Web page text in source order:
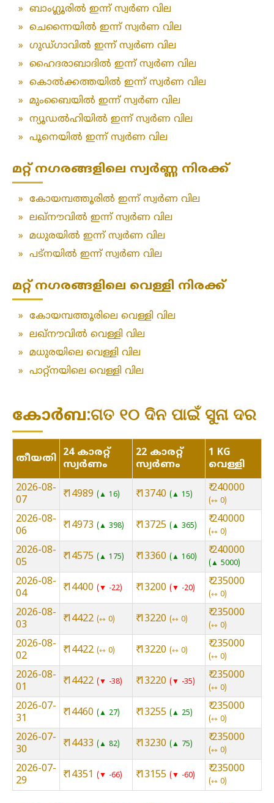
» ബാംഗ്ലൂരിൽ ഇന്ന് സ്വർണ വില
» ചെന്നൈയിൽ ഇന്ന് സ്വർണ വില
» ഗുഡ്ഗാവിൽ ഇന്ന് സ്വർണ വില
» ഹൈദരാബാദിൽ ഇന്ന് സ്വർണ വില
» കൊൽക്കത്തയിൽ ഇന്ന് സ്വർണ വില
» മുംബൈയിൽ ഇന്ന് സ്വർണ വില
» ന്യൂഡൽഹിയിൽ ഇന്ന് സ്വർണ വില
» പൂനെയിൽ ഇന്ന് സ്വർണ വില
മറ്റ് നഗരങ്ങളിലെ സ്വർണ്ണ നിരക്ക്
» കോയമ്പത്തൂരിൽ ഇന്ന് സ്വർണ വില
» ലഖ്‌നൗവിൽ ഇന്ന് സ്വർണ വില
» മധുരയിൽ ഇന്ന് സ്വർണ വില
» പട്‌നയിൽ ഇന്ന് സ്വർണ വില
മറ്റ് നഗരങ്ങളിലെ വെള്ളി നിരക്ക്
» കോയമ്പത്തൂരിലെ വെള്ളി വില
» ലഖ്‌നൗവിൽ വെള്ളി വില
» മധുരയിലെ വെള്ളി വില
» പാറ്റ്നയിലെ വെള്ളി വില
കോർബ:ଗତ ୧୦ ଦିନ ପାଇଁ ସୁନା ଦର
തീയതി 24 കാരറ്റ്
സ്വർണം
22 കാരറ്റ്
സ്വർണം
1 KG
വെള്ളി
2026-08-
07
₹ 14989 ▲ 16 ₹ 13740 ▲ 15
₹ 240000
⇿ 0
2026-08-
06
₹ 14973 ▲ 398 ₹ 13725 ▲ 365
₹ 240000
⇿ 0
2026-08-
05
₹ 14575 ▲ 175 ₹ 13360 ▲ 160
₹ 240000
▲ 5000
2026-08-
04
₹ 14400 ▼ -22 ₹ 13200 ▼ -20
₹ 235000
⇿ 0
2026-08-
03
₹ 14422 ⇿ 0 ₹ 13220 ⇿ 0
₹ 235000
⇿ 0
2026-08-
02
₹ 14422 ⇿ 0 ₹ 13220 ⇿ 0
₹ 235000
⇿ 0
2026-08-
01
₹ 14422 ▼ -38 ₹ 13220 ▼ -35
₹ 235000
⇿ 0
2026-07-
31
₹ 14460 ▲ 27 ₹ 13255 ▲ 25
₹ 235000
⇿ 0
2026-07-
30
₹ 14433 ▲ 82 ₹ 13230 ▲ 75
₹ 235000
⇿ 0
2026-07-
29
₹ 14351 ▼ -66 ₹ 13155 ▼ -60
₹ 235000
⇿ 0